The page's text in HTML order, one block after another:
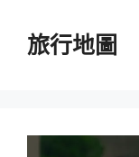
旅行地圖